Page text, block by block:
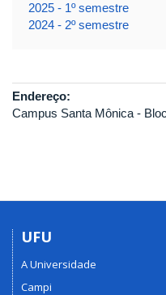
2025 - 1º semestre
2024 - 2º semestre
Endereço:
Campus Santa Mônica -
UFU
A Universidade
Campi